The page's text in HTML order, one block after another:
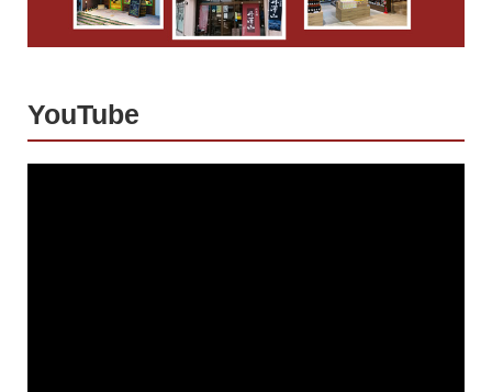
YouTube